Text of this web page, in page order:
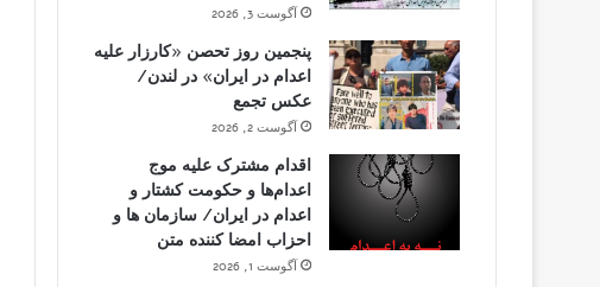
آگوست 3, 2026
پنجمین روز تحصن «کارزار علیه
اعدام در ایران» در لندن/
عکس تجمع
آگوست 2, 2026
اقدام مشترک علیه موج
اعدام‌ها و حکومت کشتار و
اعدام در ایران/ سازمان ها و
احزاب امضا کننده متن
آگوست 1, 2026